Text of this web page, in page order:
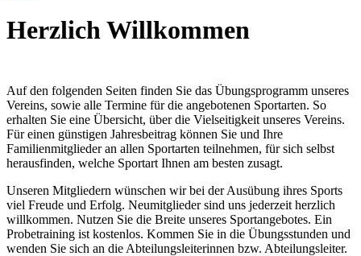
Herzlich Willkommen
Auf den folgenden Seiten finden Sie das Übungsprogramm unseres
Vereins, sowie alle Termine für die angebotenen Sportarten. So
erhalten Sie eine Übersicht, über die Vielseitigkeit unseres Vereins.
Für einen günstigen Jahresbeitrag können Sie und Ihre
Familienmitglieder an allen Sportarten teilnehmen, für sich selbst
herausfinden, welche Sportart Ihnen am besten zusagt.
Unseren Mitgliedern wünschen wir bei der Ausübung ihres Sports
viel Freude und Erfolg. Neumitglieder sind uns jederzeit herzlich
willkommen. Nutzen Sie die Breite unseres Sportangebotes. Ein
Probetraining ist kostenlos. Kommen Sie in die Übungsstunden und
wenden Sie sich an die Abteilungsleiterinnen bzw. Abteilungsleiter.